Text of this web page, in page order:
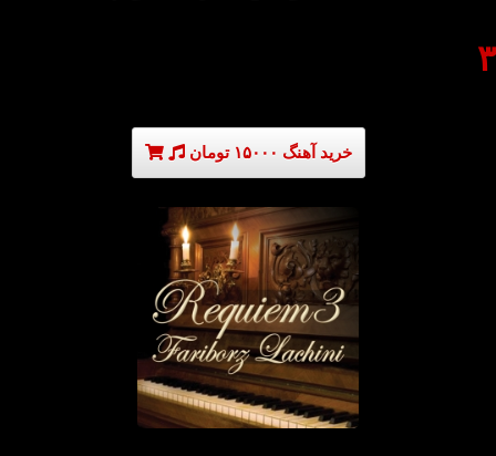
۳
خرید آهنگ ۱۵۰۰۰ تومان